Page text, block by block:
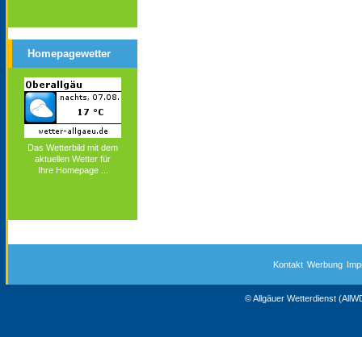
Homepagewetter
Das Wetterbild mit dem
aktuellen Wetter für
Ihre Homepage ...
Kontakt Werbung
© Allgäuer Wetterdienst